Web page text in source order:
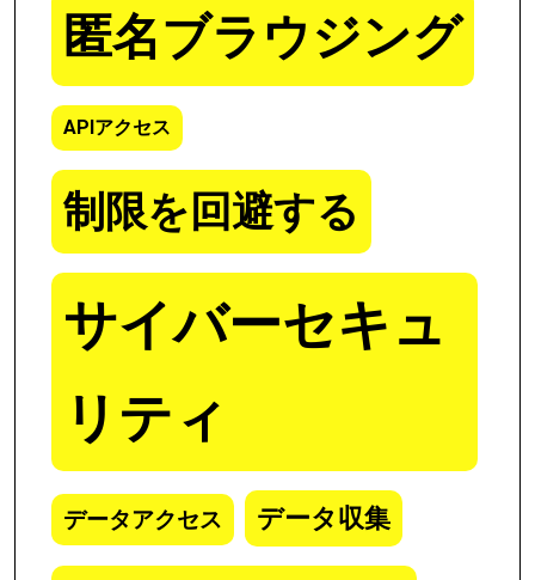
匿名ブラウジング
APIアクセス
制限を回避する
サイバーセキュ
リティ
データアクセス データ収集